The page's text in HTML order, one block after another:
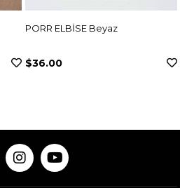
PORR ELBİSE Beyaz
$36.00